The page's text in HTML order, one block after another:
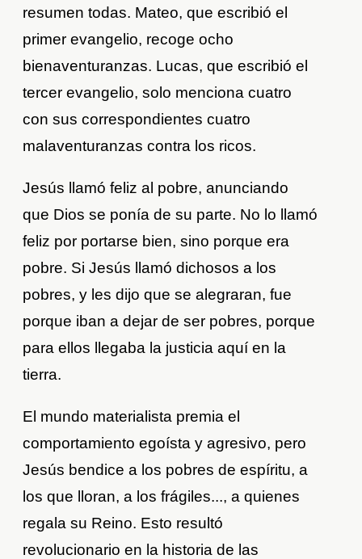
resumen todas. Mateo, que escribió el
primer evangelio, recoge ocho
bienaventuranzas. Lucas, que escribió el
tercer evangelio, solo menciona cuatro
con sus correspondientes cuatro
malaventuranzas contra los ricos.
Jesús llamó feliz al pobre, anunciando
que Dios se ponía de su parte. No lo llamó
feliz por portarse bien, sino porque era
pobre. Si Jesús llamó dichosos a los
pobres, y les dijo que se alegraran, fue
porque iban a dejar de ser pobres, porque
para ellos llegaba la justicia aquí en la
tierra.
El mundo materialista premia el
comportamiento egoísta y agresivo, pero
Jesús bendice a los pobres de espíritu, a
los que lloran, a los frágiles..., a quienes
regala su Reino. Esto resultó
revolucionario en la historia de las